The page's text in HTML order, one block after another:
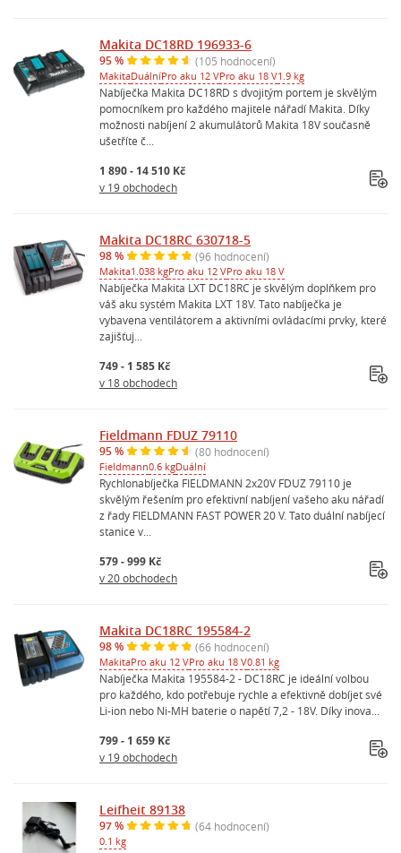
Makita DC18RD 196933-6
95 % (105 hodnocení)
MakitaDuálníPro aku 12 VPro aku 18 V1.9 kg
Nabíječka Makita DC18RD s dvojitým portem je skvělým
pomocníkem pro každého majitele nářadí Makita. Díky
možnosti nabíjení 2 akumulátorů Makita 18V současně
ušetříte č...
1 890 - 14 510 Kč
v 19 obchodech
Makita DC18RC 630718-5
98 % (96 hodnocení)
Makita1.038 kgPro aku 12 VPro aku 18 V
Nabíječka Makita LXT DC18RC je skvělým doplňkem pro
váš aku systém Makita LXT 18V. Tato nabíječka je
vybavena ventilátorem a aktivními ovládacími prvky, které
zajišťuj...
749 - 1 585 Kč
v 18 obchodech
Fieldmann FDUZ 79110
95 % (80 hodnocení)
Fieldmann0.6 kgDuální
Rychlonabíječka FIELDMANN 2x20V FDUZ 79110 je
skvělým řešením pro efektivní nabíjení vašeho aku nářadí
z řady FIELDMANN FAST POWER 20 V. Tato duální nabíjecí
stanice v...
579 - 999 Kč
v 20 obchodech
Makita DC18RC 195584-2
98 % (66 hodnocení)
MakitaPro aku 12 VPro aku 18 V0.81 kg
Nabíječka Makita 195584-2 - DC18RC je ideální volbou
pro každého, kdo potřebuje rychle a efektivně dobíjet své
Li-ion nebo Ni-MH baterie o napětí 7,2 - 18V. Díky inova...
799 - 1 659 Kč
v 19 obchodech
Leifheit 89138
97 % (64 hodnocení)
0.1 kg